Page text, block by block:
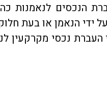
הנכסים לנאמנות
ידי הנאמן או בעת
נכסי מקרקעין